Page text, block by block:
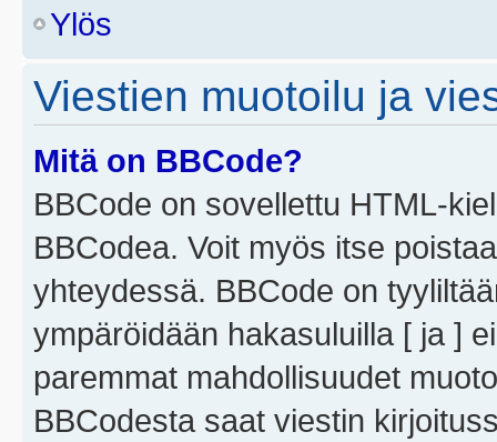
Ylös
Viestien muotoilu ja
Mitä on BBCode?
BBCode on sovellettu HTML-
BBCodea. Voit myös itse
yhteydessä. BBCode on
ympäröidään hakasuluilla [ ja ]
paremmat mahdollisuudet
BBCodesta saat viestin